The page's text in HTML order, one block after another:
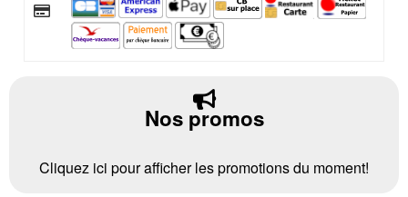
Nos promos
Cliquez ici pour afficher les promotions du moment!